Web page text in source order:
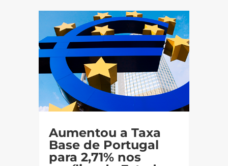
Aumentou a Taxa
Base de Portugal
para 2,71% nos